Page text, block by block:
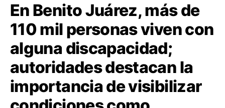
En Benito Juárez, más de
110 mil personas viven con
alguna discapacidad;
autoridades destacan la
importancia de visibilizar